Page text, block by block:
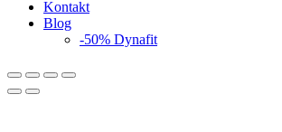
Kontakt
Blog
-50% Dynafit